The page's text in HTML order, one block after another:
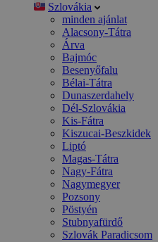
Szlovákia
minden ajánlat
Alacsony-Tátra
Árva
Bajmóc
Besenyőfalu
Bélai-Tátra
Dunaszerdahely
Dél-Szlovákia
Kis-Fátra
Kiszucai-Beszkidek
Liptó
Magas-Tátra
Nagy-Fátra
Nagymegyer
Pozsony
Pöstyén
Stubnyafürdő
Szlovák Paradicsom